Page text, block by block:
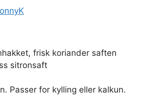
frisk koriander saften
sitronsaft
Passer for kylling eller kalkun.